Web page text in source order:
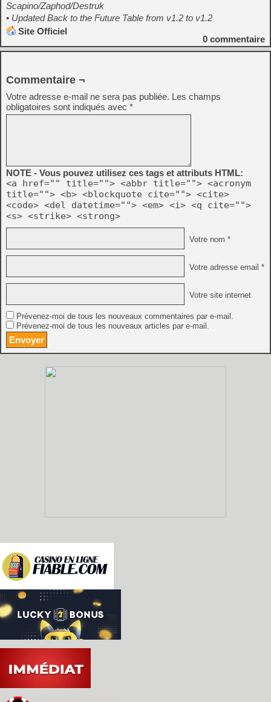
Scapino/Zaphod/Destruk
• Updated Back to the Future Table from v1.2 to v1.2
Site Officiel
0 commentaire
Commentaire ¬
Votre adresse e-mail ne sera pas publiée. Les champs
obligatoires sont indiqués avec *
NOTE - Vous pouvez utilisez ces tags et attributs HTML:
<a href="" title=""> <abbr title=""> <acronym
title=""> <b> <blockquote cite=""> <cite>
<code> <del datetime=""> <em> <i> <q cite="">
<s> <strike> <strong>
Votre nom *
Votre adresse email *
Votre site internet
Prévenez-moi de tous les nouveaux commentaires par e-mail.
Prévenez-moi de tous les nouveaux articles par e-mail.